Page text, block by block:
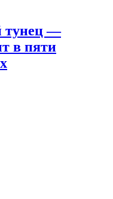
тунец —
в пяти